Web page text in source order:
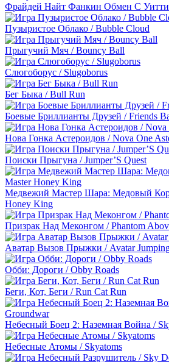
Фрайдей Найт Фанкин Обмен С
Пузыристое Облако / Bubble Cloud
Прыгучий Мяч / Bouncy Ball
Слюгоборус / Slugoborus
Бег Быка / Bull Run
Боевые Бриллианты Друзей / Friends
Нова Гонка Астероидов / Nova One
Поиски Прыгуна / Jumper’S Quest
Медвежий Мастер Шара: Медовый
Honey King
Призрак Над Меконгом / Phantom
Аватар Вызов Прыжки / Avatar
Обби: Дороги / Obby Roads
Беги, Кот, Беги / Run Cat Run
Небесный Боец 2: Наземная Война /
Небесные Атомы / Skyatoms